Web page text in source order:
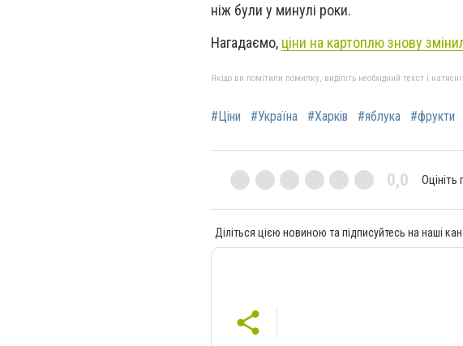
ніж були у минулі роки.
Нагадаємо, ціни на картоплю знову
Якщо ви помітили помилку, виділіть необхідний текст і
#Ціни #Україна #Харків #яблука #фрукти
0,0
Діліться цією новиною та підписуйтесь на наші